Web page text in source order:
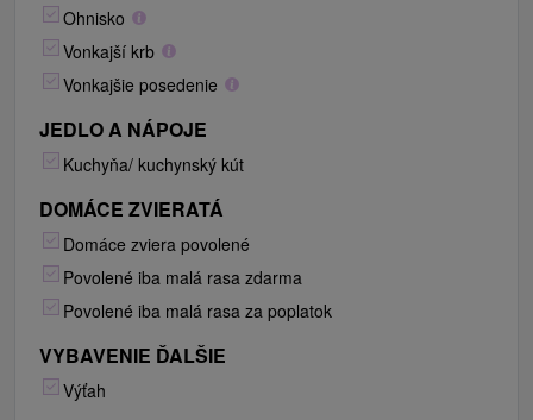
Ohnisko
Vonkajší krb
Vonkajšie posedenie
JEDLO A NÁPOJE
Kuchyňa/ kuchynský kút
DOMÁCE ZVIERATÁ
Domáce zviera povolené
Povolené iba malá rasa zdarma
Povolené iba malá rasa za poplatok
VYBAVENIE ĎALŠIE
Výťah